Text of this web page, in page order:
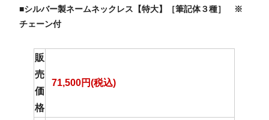
■シルバー製ネームネックレス【特大】［筆記体３種］ ※
チェーン付
販
売
価
格
71,500円(税込)